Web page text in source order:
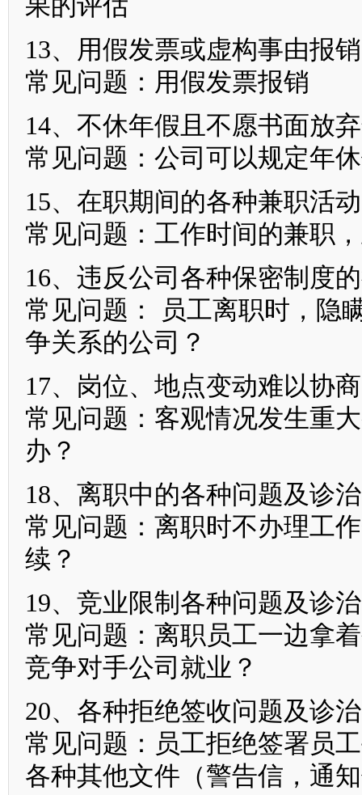
果的评估
13、用假发票或虚构事由报销
常见问题：用假发票报销
14、不休年假且不愿书面放
常见问题：公司可以规定年
15、在职期间的各种兼职活动
常见问题：工作时间的兼职
16、违反公司各种保密制度
常见问题： 员工离职时，隐
争关系的公司？
17、岗位、地点变动难以协商
常见问题：客观情况发生重
办？
18、离职中的各种问题及诊治
常见问题：离职时不办理工
续？
19、竞业限制各种问题及诊治
常见问题：离职员工一边拿
竞争对手公司就业？
20、各种拒绝签收问题及诊治
常见问题：员工拒绝签署员
各种其他文件（警告信，通